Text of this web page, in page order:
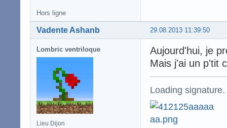
Hors ligne
29.08.2013 11:39:50
Vadente Ashanb
Lombric ventriloque
Lieu Dijon
Aujourd'hui, je
Mais j'ai un p'tit
Loading signature.